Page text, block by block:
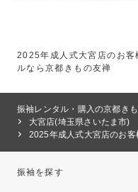
2025年成人式大宮店のお客
ルなら京都きもの友禅
振袖レンタル・購入の京都き
大宮店(埼玉県さいたま市)
2025年成人式大宮店のお客
振袖を探す